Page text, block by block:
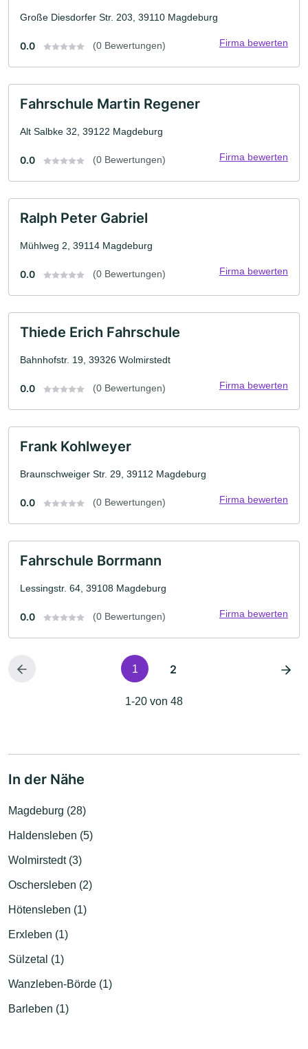
Große Diesdorfer Str. 203, 39110 Magdeburg
0.0 (0 Bewertungen) Firma bewerten
Fahrschule Martin Regener
Alt Salbke 32, 39122 Magdeburg
0.0 (0 Bewertungen) Firma bewerten
Ralph Peter Gabriel
Mühlweg 2, 39114 Magdeburg
0.0 (0 Bewertungen) Firma bewerten
Thiede Erich Fahrschule
Bahnhofstr. 19, 39326 Wolmirstedt
0.0 (0 Bewertungen) Firma bewerten
Frank Kohlweyer
Braunschweiger Str. 29, 39112 Magdeburg
0.0 (0 Bewertungen) Firma bewerten
Fahrschule Borrmann
Lessingstr. 64, 39108 Magdeburg
0.0 (0 Bewertungen) Firma bewerten
1 2
1-20 von 48
In der Nähe
Magdeburg (28)
Haldensleben (5)
Wolmirstedt (3)
Oschersleben (2)
Hötensleben (1)
Erxleben (1)
Sülzetal (1)
Wanzleben-Börde (1)
Barleben (1)